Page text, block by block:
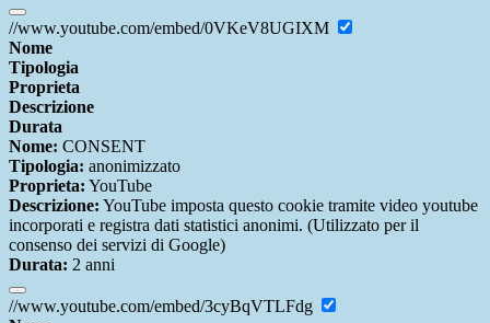
//www.youtube.com/embed/0VKeV8UGIXM
Nome
Tipologia
Proprieta
Descrizione
Durata
Nome: CONSENT
Tipologia: anonimizzato
Proprieta: YouTube
Descrizione: YouTube imposta questo cookie tramite video youtube
incorporati e registra dati statistici anonimi. (Utilizzato per il
consenso dei servizi di Google)
Durata: 2 anni
//www.youtube.com/embed/3cyBqVTLFdg